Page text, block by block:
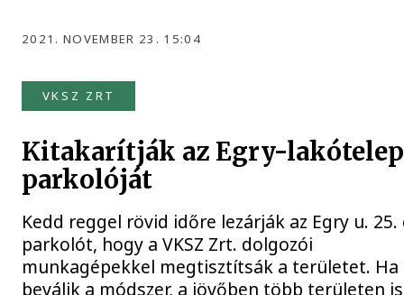
2021. NOVEMBER 23. 15:04
VKSZ ZRT
Kitakarítják az Egry-lakótelep
parkolóját
Kedd reggel rövid időre lezárják az Egry u.
parkolót, hogy a VKSZ Zrt. dolgozói
munkagépekkel megtisztítsák a területet. Ha
beválik a módszer, a jövőben több területen